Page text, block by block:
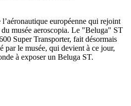
européenne qui rejoint
musée aeroscopia. Le "Beluga" ST
Super Transporter, fait désormais
par le musée, qui devient à ce jour,
à exposer un Beluga ST.